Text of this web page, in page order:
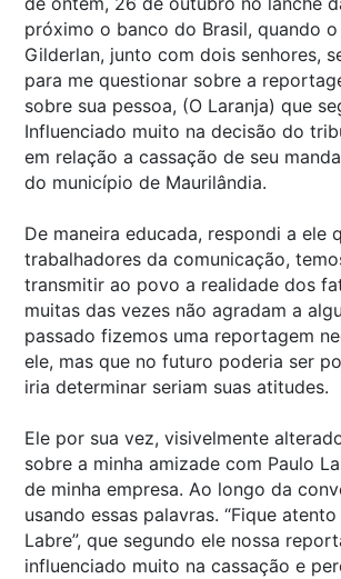
próximo o banco do Brasil, quando
Gilderlan, junto com dois senhores,
para me questionar sobre a
sobre sua pessoa, (O Laranja) que
Influenciado muito na decisão do
em relação a cassação de seu
do município de Maurilândia.
De maneira educada, respondi a ele
trabalhadores da comunicação,
transmitir ao povo a realidade dos
muitas das vezes não agradam a
passado fizemos uma reportagem
ele, mas que no futuro poderia ser
iria determinar seriam suas atitudes.
Ele por sua vez, visivelmente
sobre a minha amizade com Paulo
de minha empresa. Ao longo da
usando essas palavras. “Fique
Labre”, que segundo ele nossa
influenciado muito na cassação e